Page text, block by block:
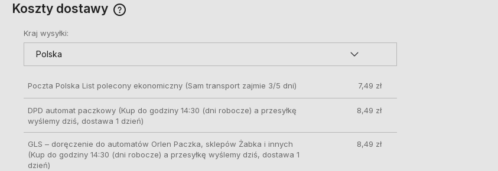
Koszty dostawy
Kraj wysyłki:
Poczta Polska List polecony ekonomiczny (Sam transport zajmie 3/5 dni) 7,49 zł
DPD automat paczkowy(Kup do godziny 14:30 (dni robocze) a przesyłkę
wyślemy dziś, dostawa 1 dzień)
8,49 zł
GLS – doręczenie do automatów Orlen Paczka, sklepów Żabka i innych
(Kup do godziny 14:30 (dni robocze) a przesyłkę wyślemy dziś, dostawa 1
dzień)
8,49 zł